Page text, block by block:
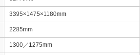
3395×1475×1180mm
2285mm
1300／1275mm